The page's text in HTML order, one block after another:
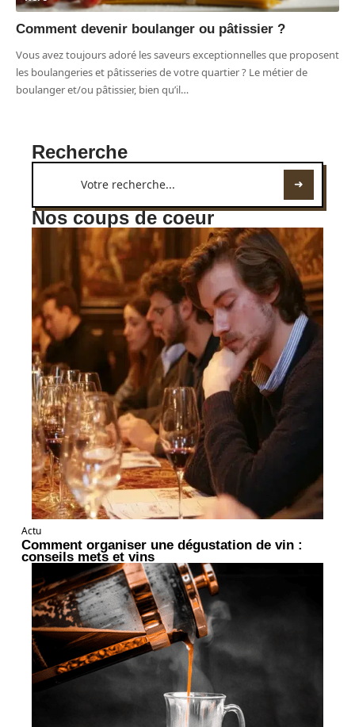
Comment devenir boulanger ou pâtissier ?
Vous avez toujours adoré les saveurs exceptionnelles que proposent
les boulangeries et pâtisseries de votre quartier ? Le métier de
boulanger et/ou pâtissier, bien qu’il…
Recherche
Nos coups de coeur
Actu
Comment organiser une dégustation de vin :
conseils mets et vins